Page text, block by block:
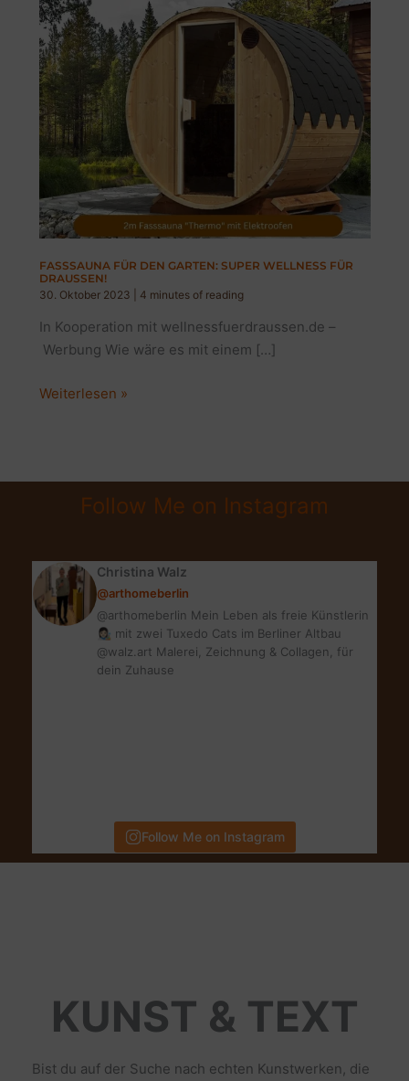
FASSSAUNA FÜR DEN GARTEN: SUPER WELLNESS FÜR
DRAUSSEN!
30. Oktober 2023
4 minutes of reading
In Kooperation mit wellnessfuerdraussen.de –
Werbung Wie wäre es mit einem […]
Fasssauna
Super
Wellness
Weiterlesen »
Follow Me on Instagram
Christina Walz
@arthomeberlin
@arthomeberlin Mein Leben als freie Künstlerin
👩🏻‍🎨 mit zwei Tuxedo Cats im Berliner Altbau
@walz.art Malerei, Zeichnung & Collagen, für
dein Zuhause
Follow Me on Instagram
KUNST & TEXT
Bist du auf der Suche nach echten Kunstwerken, die